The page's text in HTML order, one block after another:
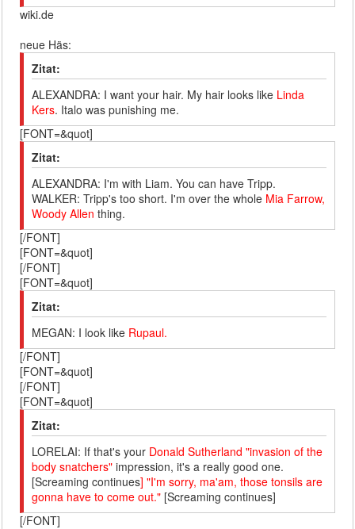
wiki.de
neue Häs:
Zitat:
ALEXANDRA: I want your hair. My hair looks like Linda
Kers. Italo was punishing me.
[FONT=&quot]
Zitat:
ALEXANDRA: I'm with Liam. You can have Tripp.
WALKER: Tripp's too short. I'm over the whole Mia Farrow,
Woody Allenthing.
[/FONT]
[FONT=&quot]
[/FONT]
[FONT=&quot]
Zitat:
MEGAN: I look like Rupaul.
[/FONT]
[FONT=&quot]
[/FONT]
[FONT=&quot]
Zitat:
LORELAI: If that's your Donald Sutherland "invasion of the
body snatchers" impression, it's a really good one.
[Screaming continues] "I'm sorry, ma'am, those tonsils are
gonna have to come out." [Screaming continues]
[/FONT]